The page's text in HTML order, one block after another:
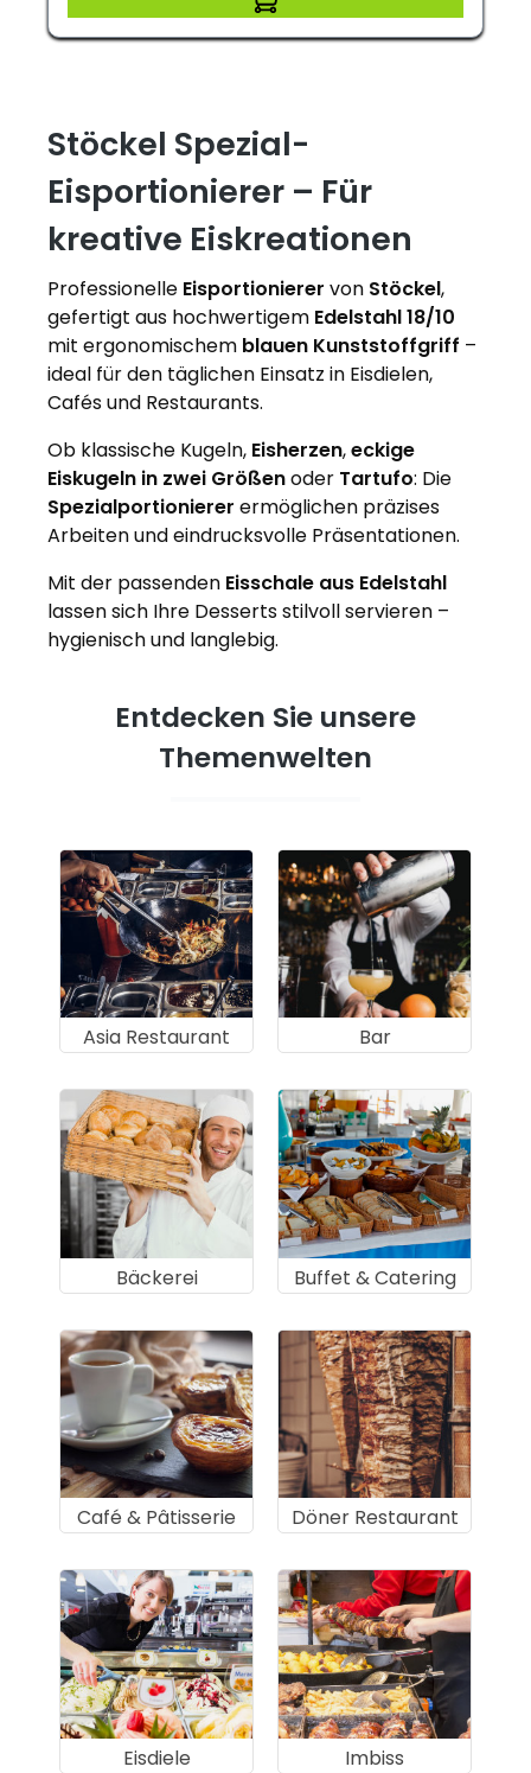
Stöckel Spezial-
Eisportionierer – Für
kreative Eiskreationen
Professionelle Eisportionierer von Stöckel,
gefertigt aus hochwertigem Edelstahl 18/10
mit ergonomischem blauen Kunststoffgriff –
ideal für den täglichen Einsatz in Eisdielen,
Cafés und Restaurants.
Ob klassische Kugeln, Eisherzen,eckige
Eiskugeln in zwei Größenoder Tartufo: Die
Spezialportionierer ermöglichen präzises
Arbeiten und eindrucksvolle Präsentationen.
Mit der passenden Eisschale aus Edelstahl
lassen sich Ihre Desserts stilvoll servieren –
hygienisch und langlebig.
Entdecken Sie unsere
Themenwelten
Asia Restaurant Bar
Bäckerei Buffet & Catering
Café & Pâtisserie Döner Restaurant
Eisdiele Imbiss